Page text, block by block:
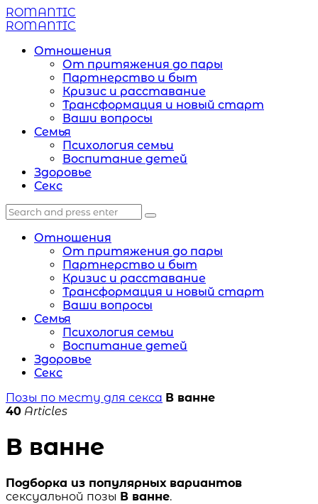
Menu
ROMANTIC
Search
Menu
ROMANTIC
Отношения
От притяжения до пары
Партнерство и быт
Кризис и расставание
Трансформация и новый старт
Ваши вопросы
Семья
Психология семьи
Воспитание детей
Здоровье
Секс
Search
Search
for:
Search
Отношения
От притяжения до пары
Партнерство и быт
Кризис и расставание
Трансформация и новый старт
Ваши вопросы
Семья
Психология семьи
Воспитание детей
Здоровье
Секс
Позы по месту для секса В ванне
40 Articles
В ванне
Подборка из популярных вариантов
сексуальной позы В ванне.